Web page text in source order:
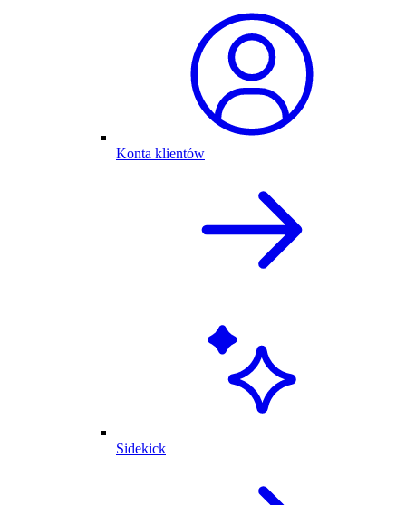
Konta klientów
Sidekick